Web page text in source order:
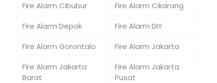
Fire Alarm Cibubur
Fire Alarm Cikarang
Fire Alarm Depok
Fire Alarm DIY
Fire Alarm Gorontalo
Fire Alarm Jakarta
Fire Alarm Jakarta
Barat
Fire Alarm Jakarta
Pusat